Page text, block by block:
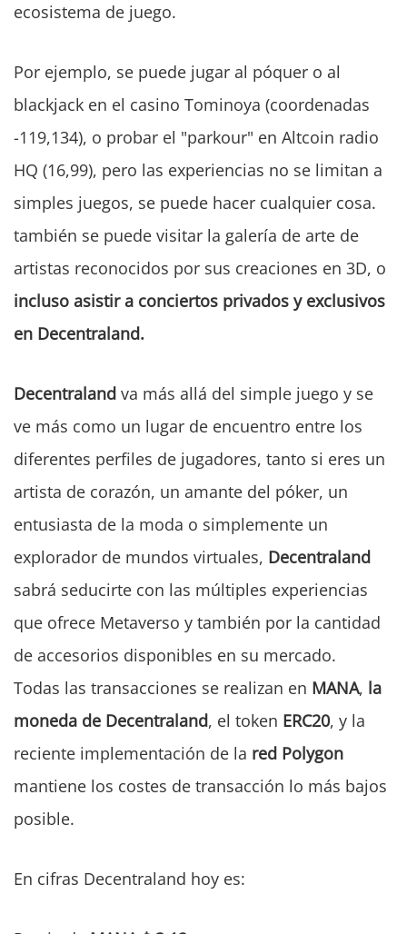
ecosistema de juego.
Por ejemplo, se puede jugar al póquer o al
blackjack en el casino Tominoya (coordenadas
-119,134), o probar el "parkour" en Altcoin radio
HQ (16,99), pero las experiencias no se limitan a
simples juegos, se puede hacer cualquier cosa.
también se puede visitar la galería de arte de
artistas reconocidos por sus creaciones en 3D, o
incluso asistir a conciertos privados y exclusivos
en Decentraland.
Decentraland va más allá del simple juego y se
ve más como un lugar de encuentro entre los
diferentes perfiles de jugadores, tanto si eres un
artista de corazón, un amante del póker, un
entusiasta de la moda o simplemente un
explorador de mundos virtuales, Decentraland
sabrá seducirte con las múltiples experiencias
que ofrece Metaverso y también por la cantidad
de accesorios disponibles en su mercado.
Todas las transacciones se realizan en MANA, la
moneda de Decentraland, el token ERC20, y la
reciente implementación de la red Polygon
mantiene los costes de transacción lo más bajos
posible.
En cifras Decentraland hoy es: